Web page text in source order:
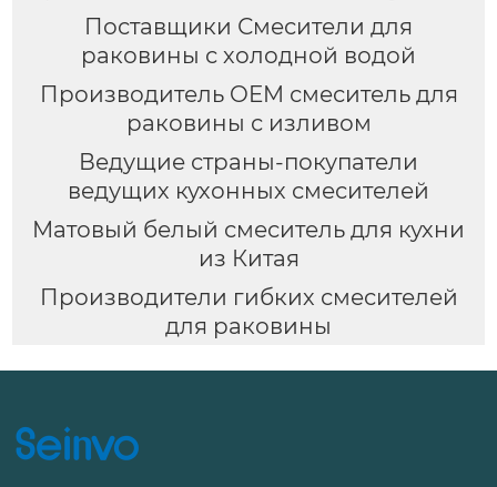
Поставщики Смесители для
раковины с холодной водой
Производитель OEM смеситель для
раковины с изливом
Ведущие страны-покупатели
ведущих кухонных смесителей
Матовый белый смеситель для кухни
из Китая
Производители гибких смесителей
для раковины